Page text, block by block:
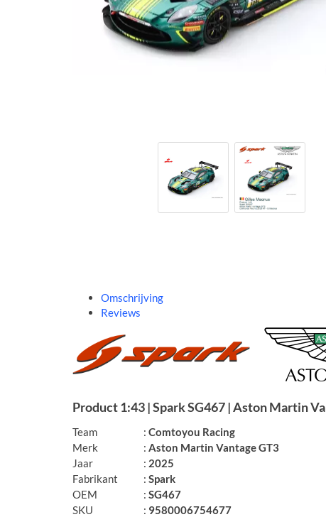
Omschrijving
Reviews
Product1:43 | Spark SG467 | Aston Martin
Team : Comtoyou Racing
Merk
: Aston Martin Vantage GT3
Jaar
: 2025
Fabrikant
: Spark
OEM
: SG467
SKU
: 9580006754677